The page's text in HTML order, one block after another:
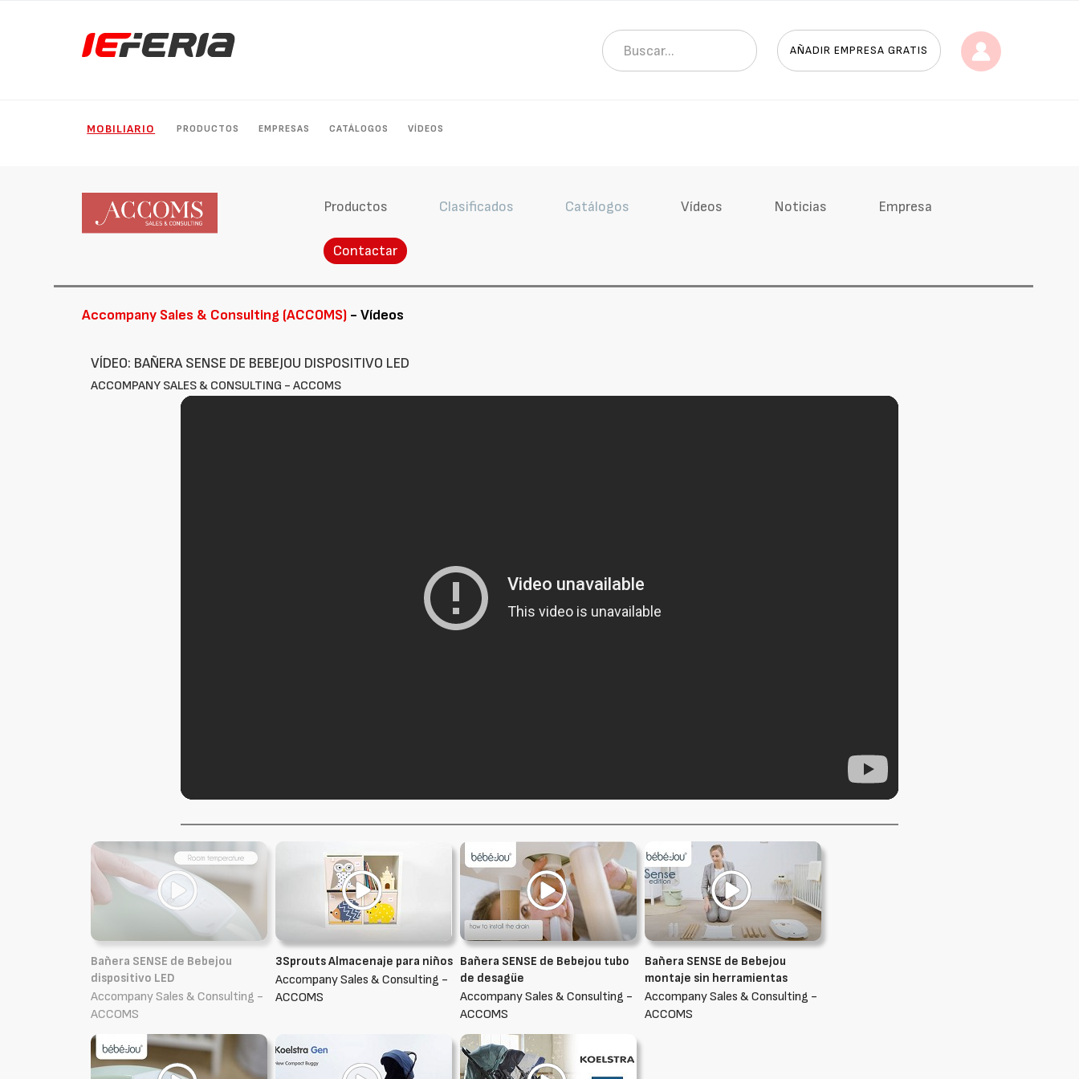
AÑADIR EMPRESA GRATIS
MOBILIARIO PRODUCTOS EMPRESAS CATÁLOGOS VÍDEOS
Productos Clasificados Catálogos Vídeos Noticias Empresa
Contactar
Accompany Sales & Consulting (ACCOMS) - Vídeos
VÍDEO: BAÑERA SENSE DE BEBEJOU DISPOSITIVO LED
ACCOMPANY SALES & CONSULTING - ACCOMS
Bañera SENSE de Bebejou
dispositivo LED
Accompany Sales & Consulting -
ACCOMS
3Sprouts Almacenaje para niños
Accompany Sales & Consulting -
ACCOMS
Bañera SENSE de Bebejou tubo
de desagüe
Accompany Sales & Consulting -
ACCOMS
Bañera SENSE de Bebejou
montaje sin herramientas
Accompany Sales & Consulting -
ACCOMS